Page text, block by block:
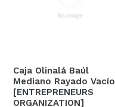
Caja Olinalá Baúl
Mediano Rayado Vacío
[ENTREPRENEURS
ORGANIZATION]